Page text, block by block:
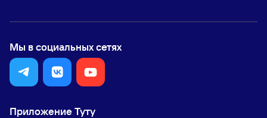
Мы в социальных сетях
Приложение Туту